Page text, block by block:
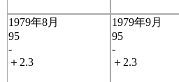
1979年8月
95
-
＋2.3
1979年9月
95
-
＋2.3